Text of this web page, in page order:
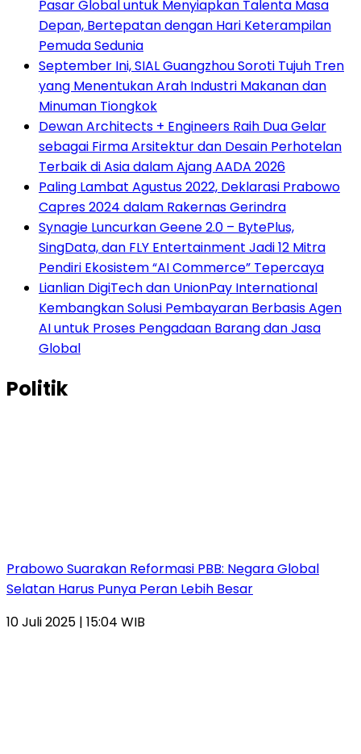
Pasar Global untuk Menyiapkan Talenta Masa
Depan, Bertepatan dengan Hari Keterampilan
Pemuda Sedunia
September Ini, SIAL Guangzhou Soroti Tujuh Tren
yang Menentukan Arah Industri Makanan dan
Minuman Tiongkok
Dewan Architects + Engineers Raih Dua Gelar
sebagai Firma Arsitektur dan Desain Perhotelan
Terbaik di Asia dalam Ajang AADA 2026
Paling Lambat Agustus 2022, Deklarasi Prabowo
Capres 2024 dalam Rakernas Gerindra
Synagie Luncurkan Geene 2.0 – BytePlus,
SingData, dan FLY Entertainment Jadi 12 Mitra
Pendiri Ekosistem “AI Commerce” Tepercaya
Lianlian DigiTech dan UnionPay International
Kembangkan Solusi Pembayaran Berbasis Agen
AI untuk Proses Pengadaan Barang dan Jasa
Global
Politik
Prabowo Suarakan Reformasi PBB: Negara Global
Selatan Harus Punya Peran Lebih Besar
10 Juli 2025 | 15:04 WIB